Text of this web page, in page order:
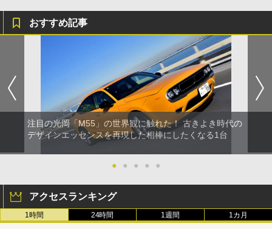
おすすめ記事
注目の光岡「M55」の世界観に触れた！ 古きよき時代の
デザインエッセンスを再現した相棒にしたくなる1台
● ● ● ● ●
アクセスランキング
1時間 24時間 1週間 1カ月